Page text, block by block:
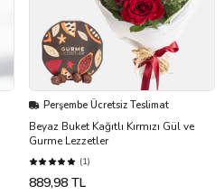
Perşembe Ücretsiz Teslimat
Beyaz Buket Kağıtlı Kırmızı Gül ve
Gurme Lezzetler
(1)
889,98 TL